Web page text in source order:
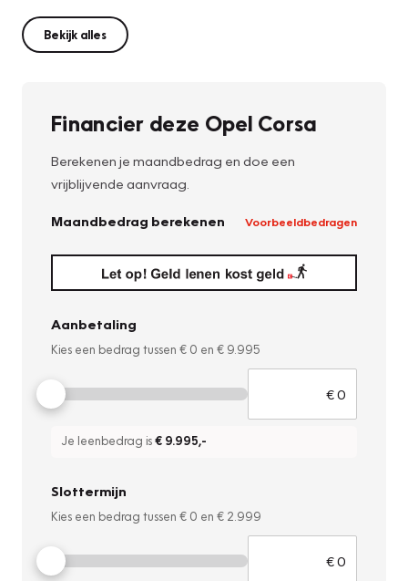
Bekijk alles
Financier deze Opel Corsa
Berekenen je maandbedrag en doe een
vrijblijvende aanvraag.
Maandbedrag berekenen Voorbeeldbedragen
Aanbetaling
Kies een bedrag tussen € 0 en € 9.995
Je leenbedrag is€ 9.995,-
Slottermijn
Kies een bedrag tussen € 0 en € 2.999